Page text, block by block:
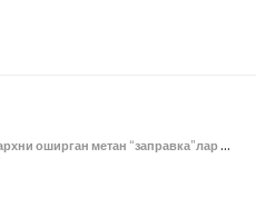
метан “заправка”лар жаримага тортилди